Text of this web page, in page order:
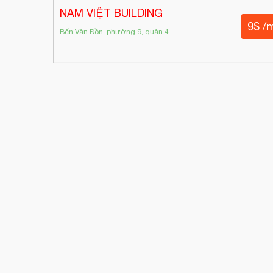
NAM VIỆT BUILDING
Bến Vân Đồn, phường 9, quận 4 9$ /